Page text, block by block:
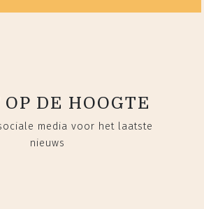
DE HOOGTE
media voor het laatste
nieuws